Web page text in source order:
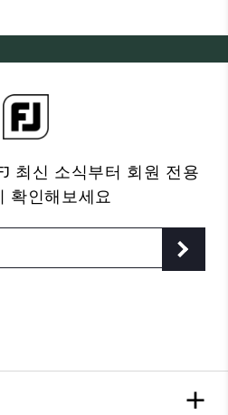
최신 소식부터 회원 전용
확인해보세요